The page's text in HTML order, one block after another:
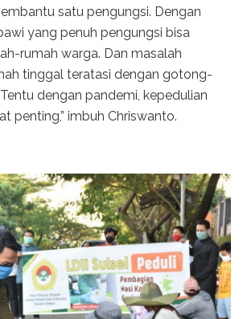
satu pengungsi. Dengan
yang penuh pengungsi bisa
rumah warga. Dan masalah
tinggal teratasi dengan gotong-
dengan pandemi, kepedulian
penting,” imbuh Chriswanto.